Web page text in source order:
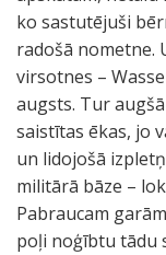
ko sastutējuši
radošā nometne.
virsotnes –
augsts. Tur
saistītas ēkas, jo
un lidojošā
militārā bāze –
Pabraucam
poļi noģībtu tādu